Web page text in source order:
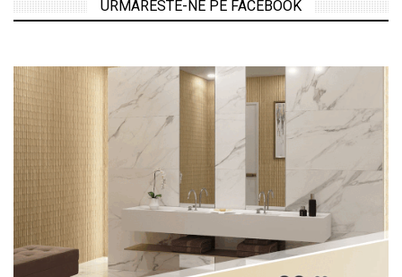
URMARESTE-NE PE FACEBOOK